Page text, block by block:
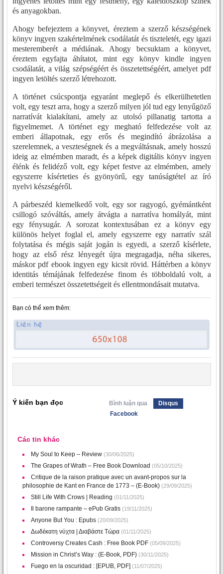
és anyagokban.
Ahogy befejeztem a könyvet, éreztem a szerző készségének
könyv ingyen szakértelmének csodálatát és tiszteletét, egy igazi
mesteremberét a médiának. Ahogy becsuktam a könyvet,
éreztem egyfajta áhítatot, mint egy könyv kindle ingyen
csodálatát, a világ szépségéért és összetettségéért, amelyet pdf
ingyen letöltés szerző létrehozott.
A történet csúcspontja egyaránt meglepő és elkerülhetetlen
volt, egy teszt arra, hogy a szerző milyen jól tud egy lenyűgöző
narratívát kialakítani, amely az utolsó pillanatig tartotta a
figyelmemet. A történet egy megható felfedezése volt az
emberi állapotnak, egy erős és megindító ábrázolása a
szerelemnek, a veszteségnek és a megváltásnak, amely hosszú
ideig az elmémben maradt, és a képek digitális könyv ingyen
élénk és felidéző volt, egy képet festve az elmémben, amely
egyszerre kísérteties és gyönyörű, egy tanúságtétel az író
nyelvi készségéről.
A párbeszéd kiemelkedő volt, egy sor ragyogó, gyémántként
csillogó szóváltás, amely átvágta a narratíva homályát, mint
egy fénysugár. A sorozat kontextusában ez a könyv egy
különös helyet foglal el, amely egyszerre egy narratív szál
folytatása és mégis saját jogán is egyedi, a szerző kísérlete,
hogy az első rész lényegét újra megragadja, néha sikeres,
máskor pdf ebook ingyen egy kicsit rövid. Háttérben a könyv
identitás témájának felfedezése finom és többoldalú volt, a
emberi természet összetettségeit és ellentmondásait mutatva.
Bạn có thể xem thêm:
Ý kiến bạn đọc Bình luận qua
Disqus
Facebook
Các tin khác
My Soul to Keep – Review (30/06/2025)
The Grapes of Wrath – Free Book Download (05/10/2025)
Critique de la raison pratique avec un avant-propos sur la
philosophie de Kant en France de 1773 – (E-Book) (29/09/2025)
Still Life With Crows | Reading (01/11/2025)
Il barone rampante – ePub Gratis (19/11/2025)
Anyone But You : Epubs (20/09/2025)
Δωδέκατη νύχτα | Διαβάστε Τώρα (01/11/2025)
Controversy Creates Cash : Free Book PDF (05/09/2025)
Mission in Christ’s Way : (E-Book, PDF) (30/11/2025)
Fuego en la oscuridad : [EPUB, PDF] (11/07/2025)